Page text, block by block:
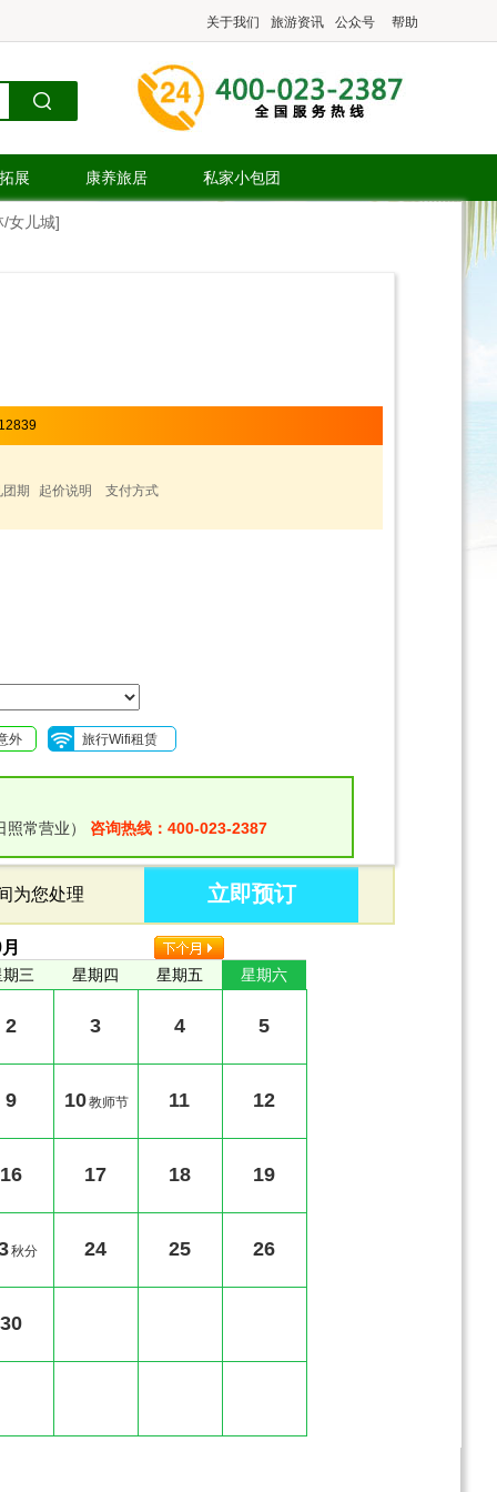
关于我们 旅游资讯 公众号 帮助
展 康养旅居 私家小包团
女儿城]
期 起价说明 支付方式
外 旅行Wifi租赁
常营业） 咨询热线：400-023-2387
为您处理 立即预订
月
期三 星期四 星期五 星期六
2 3 4 5
9 10教师节 11 12
16 17 18 19
秋分 24 25 26
30